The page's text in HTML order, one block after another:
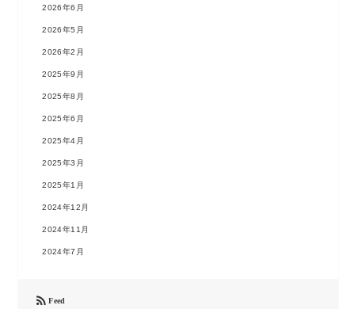
2026年6月
2026年5月
2026年2月
2025年9月
2025年8月
2025年6月
2025年4月
2025年3月
2025年1月
2024年12月
2024年11月
2024年7月
Feed